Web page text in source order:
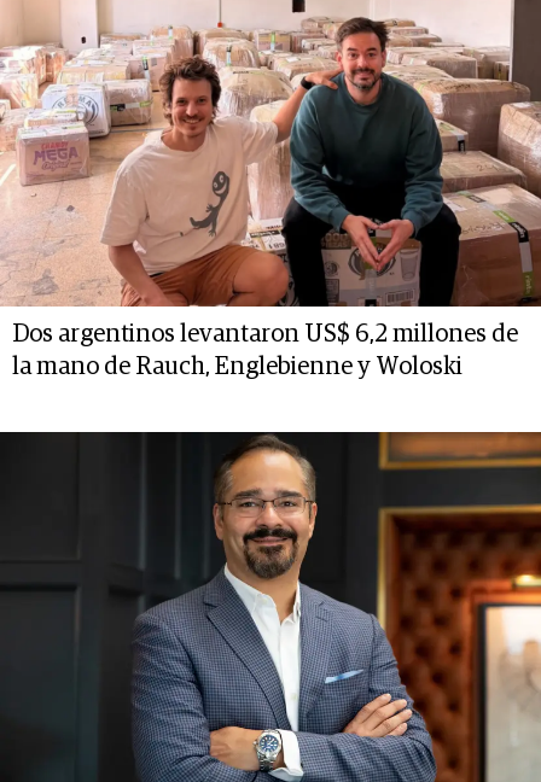
Dos argentinos levantaron US$ 6,2 millones de
la mano de Rauch, Englebienne y Woloski